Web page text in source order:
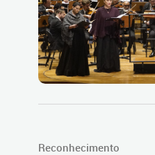
Reconhecimento